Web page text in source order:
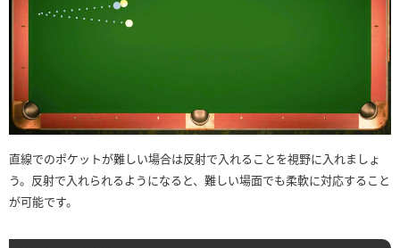
直線でのポケットが難しい場合は反射で入れることを視野に入れましょ
う。反射で入れられるようになると、難しい場面でも柔軟に対応すること
が可能です。